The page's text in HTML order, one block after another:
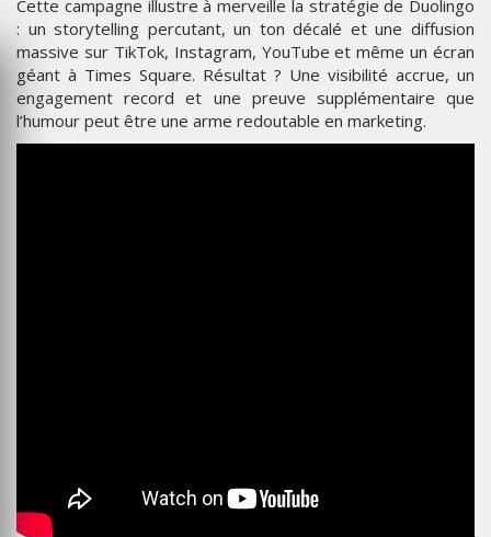
Cette campagne illustre à merveille la stratégie de Duolingo
: un storytelling percutant, un ton décalé et une diffusion
massive sur TikTok, Instagram, YouTube et même un écran
géant à Times Square. Résultat ? Une visibilité accrue, un
engagement record et une preuve supplémentaire que
l’humour peut être une arme redoutable en marketing.